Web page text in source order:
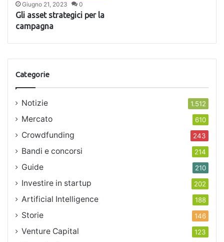
Giugno 21, 2023 0
Gli asset strategici per la
campagna
Categorie
Notizie 1.512
Mercato 610
Crowdfunding 243
Bandi e concorsi 214
Guide 210
Investire in startup 202
Artificial Intelligence 188
Storie 146
Venture Capital 123